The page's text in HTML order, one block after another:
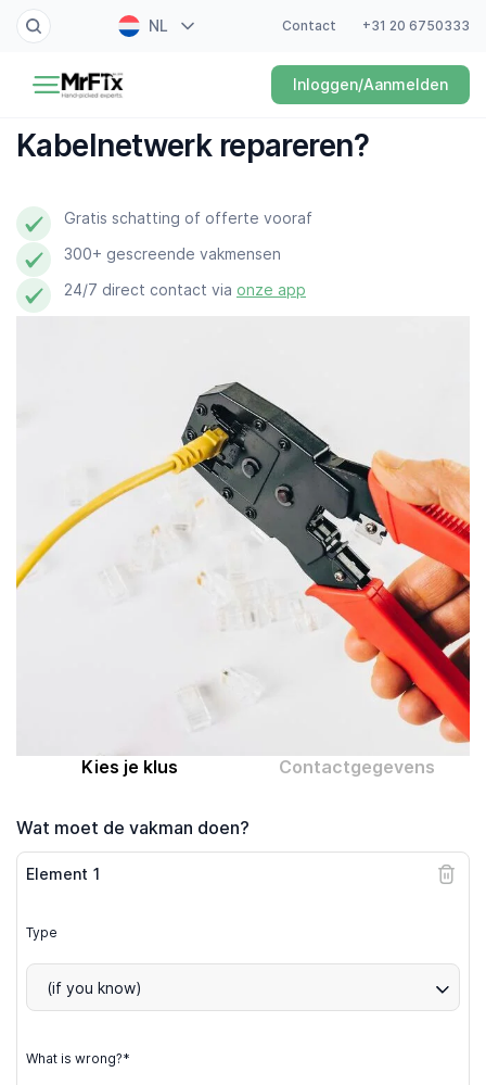
NL
ES
Contact +31 20 6750333
Inloggen/Aanmelden
Schilder
Elektricien
Loodgieter
Slotenmaker
Schoonmaker
Computer expert
Kabelnetwerk repareren?
Gratis schatting of offerte vooraf
300+ gescreende vakmensen
24/7 direct contact via onze app
Kies je klus Contactgegevens
Wat moet de vakman doen?
Element 1
Type
(if you know)
What is wrong?*